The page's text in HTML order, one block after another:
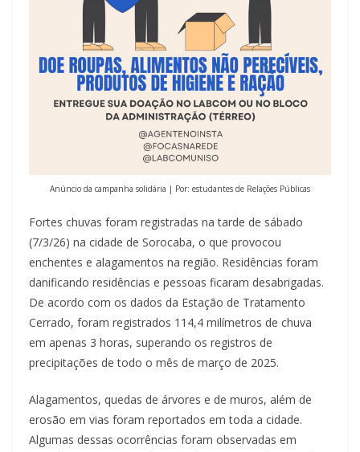
Anúncio da campanha solidária | Por: estudantes de Relações Públicas
Fortes chuvas foram registradas na tarde de sábado
(7/3/26) na cidade de Sorocaba, o que provocou
enchentes e alagamentos na região. Residências foram
danificando residências e pessoas ficaram desabrigadas.
De acordo com os dados da Estação de Tratamento
Cerrado, foram registrados 114,4 milímetros de chuva
em apenas 3 horas, superando os registros de
precipitações de todo o mês de março de 2025.
Alagamentos, quedas de árvores e de muros, além de
erosão em vias foram reportados em toda a cidade.
Algumas dessas ocorrências foram observadas em